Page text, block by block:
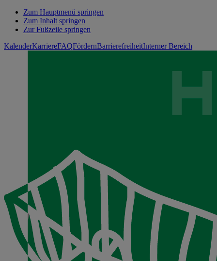
Zum Hauptmenü springen
Zum Inhalt springen
Zur Fußzeile springen
KalenderKarriereFAQFördernBarrierefreiheitInterner Bereich